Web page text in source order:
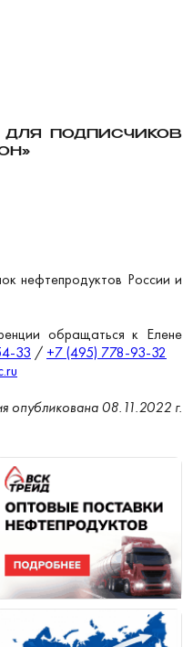
ПОДПИСЧИКОВ
нефтепродуктов России и
обращаться к Елене
33 / +7 (495) 778-93-32
опубликована 08.11.2022 г.